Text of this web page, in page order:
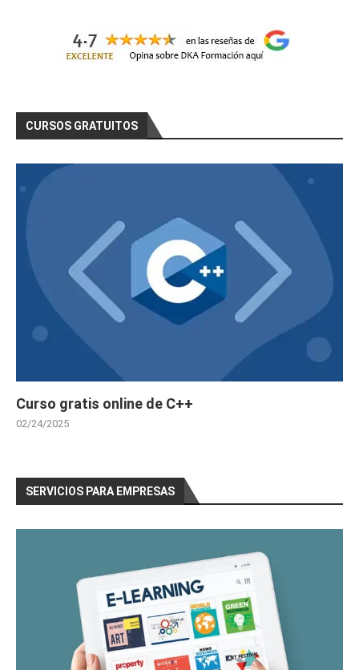
CURSOS GRATUITOS
Curso gratis online de C++
02/24/2025
SERVICIOS PARA EMPRESAS